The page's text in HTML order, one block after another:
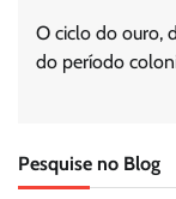
O ciclo do ouro,
do período
Pesquise no Blog